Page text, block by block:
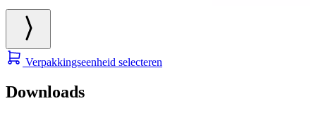
Verpakkingseenheid selecteren
Downloads